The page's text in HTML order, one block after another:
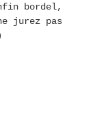
bordel,
jurez pas